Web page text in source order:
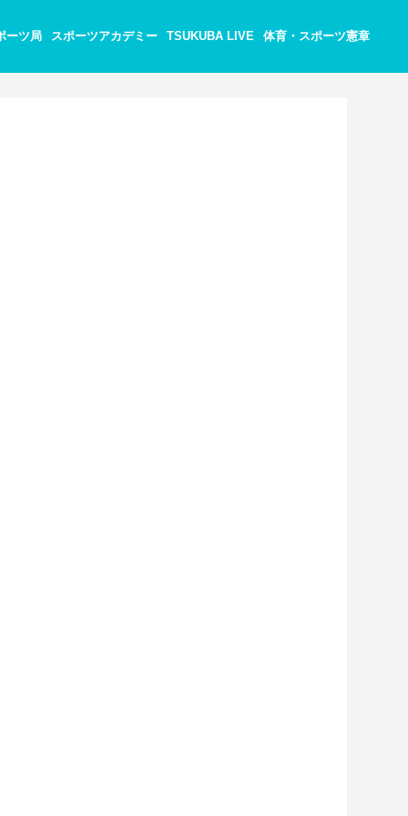
ーツ局 スポーツアカデミー TSUKUBA LIVE 体育・スポーツ憲章